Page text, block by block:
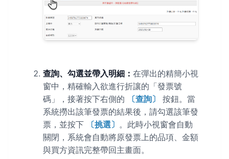
查詢、勾選並帶入明細： 在彈出的精簡小視
窗中，精確輸入欲進行折讓的「發票號
碼」，接著按下右側的
〔查詢〕
按鈕。當
系統撈出該筆發票的結果後，請勾選該筆發
票，並按下
〔挑選〕 。此時小視窗會自動
關閉，系統會自動將原發票上的品項、金額
與買方資訊完整帶回主畫面。